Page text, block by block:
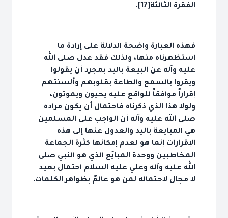
الفقرة الثالثة[17].
فهذه العبارة واضحة الدلالة على إرادة ما
استظهرناه منها، ولذلك فقد عدل صلى الله
عليه وآله عن البيعة باليد بمجرد أن يقولوا
ويقروا بالسمع والطاعة بقلوبهم وألسنتهم
إقراراً موافقاً للواقع عليه يحيون ويموتون،
ولولا هذا الذي ذكرناه فاحتمال أن يكون مراده
صلى الله عليه وآله أن الواجب على المسلمين
هي المبايعة باليد والعدول عنها إلى هذه
الإقرارات إنما هو لعدم إمكانها كثرة الجماعة
المخاطبين ووحدة المبايَع الذي هو النبي صلى
الله عليه وآله وعلي عليه السلام احتمال بعيد
لا مجال لاحتماله لمن هو عالمٌ بظواهر الكلمات.